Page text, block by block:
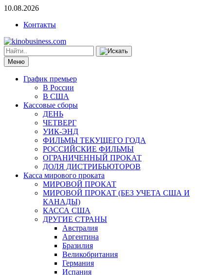
10.08.2026
Контакты
Меню
График премьер
В России
В США
Кассовые сборы
ДЕНЬ
ЧЕТВЕРГ
УИК-ЭНД
ФИЛЬМЫ ТЕКУЩЕГО ГОДА
РОССИЙСКИЕ ФИЛЬМЫ
ОГРАНИЧЕННЫЙ ПРОКАТ
ДОЛЯ ДИСТРИБЬЮТОРОВ
Касса мирового проката
МИРОВОЙ ПРОКАТ
МИРОВОЙ ПРОКАТ (БЕЗ УЧЕТА США И
КАНАДЫ)
КАССА США
ДРУГИЕ СТРАНЫ
Австралия
Аргентина
Бразилия
Великобритания
Германия
Испания